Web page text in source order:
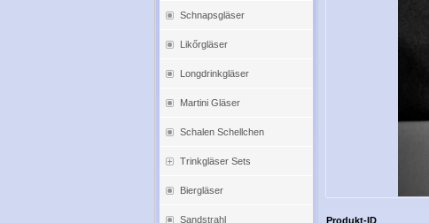
Schnapsgläser
Likőrgläser
Longdrinkgläser
Martini Gläser
Schalen Schellchen
Trinkgläser Sets
Biergläser
Sandstrahl Produkt-ID